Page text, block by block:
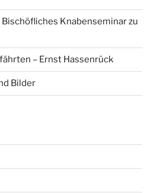
Bischöfliches Knabenseminar zu
– Ernst Hassenrück
Bilder